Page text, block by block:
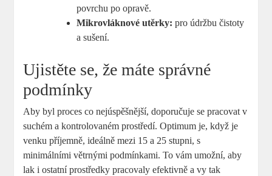
povrchu po opravě.
Mikrovláknové utěrky: pro údržbu čistoty
a sušení.
Ujistěte se, že máte správné
podmínky
Aby byl proces co nejúspěšnější, doporučuje se pracovat v
suchém a kontrolovaném prostředí. Optimum je, když je
venku příjemně, ideálně mezi 15 a 25 stupni, s
minimálními větrnými podmínkami. To vám umožní, aby
lak i ostatní prostředky pracovaly efektivně a vy tak